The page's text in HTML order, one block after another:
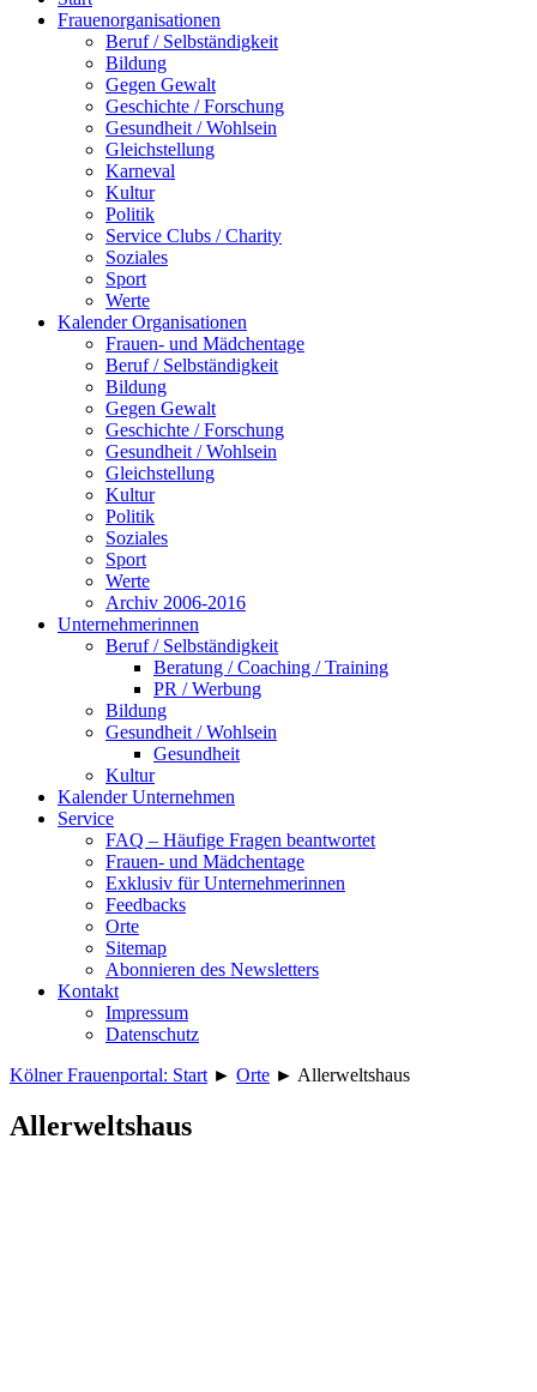
Frauenkalender, Newsletter
Frauenorganisationen
Beruf / Selbständigkeit
Bildung
Gegen Gewalt
Geschichte / Forschung
Gesundheit / Wohlsein
Gleichstellung
Karneval
Kultur
Politik
Service Clubs / Charity
Soziales
Sport
Werte
Kalender Organisationen
Frauen- und Mädchentage
Beruf / Selbständigkeit
Bildung
Gegen Gewalt
Geschichte / Forschung
Gesundheit / Wohlsein
Gleichstellung
Kultur
Politik
Soziales
Sport
Werte
Archiv 2006-2016
Unternehmerinnen
Beruf / Selbständigkeit
Beratung / Coaching / Training
PR / Werbung
Bildung
Gesundheit / Wohlsein
Gesundheit
Kultur
Kalender Unternehmen
Service
FAQ – Häufige Fragen beantwortet
Frauen- und Mädchentage
Exklusiv für Unternehmerinnen
Feedbacks
Orte
Sitemap
Abonnieren des Newsletters
Kontakt
Impressum
Datenschutz
Kölner Frauenportal: Start ► Orte ► Allerweltshaus
Allerweltshaus